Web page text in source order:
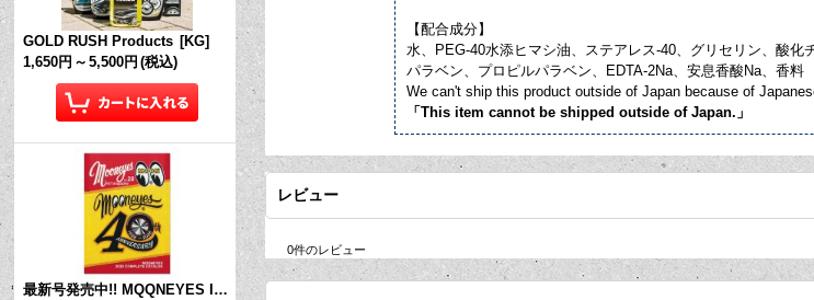
GOLD RUSH Products [KG]
1,650円 ～ 5,500円 (税込)
最新号発売中!! MQQNEYES International Magazine No.28 2026
【配合成分】
水、PEG-40水添ヒマシ油、ステアレス-40、グリセリン、酸
パラベン、プロピルパラベン、EDTA-2Na、安息香酸Na、香料
We can't ship this product outside of Japan because of
「This item cannot be shipped outside of Japan.」
レビュー
0件のレビュー